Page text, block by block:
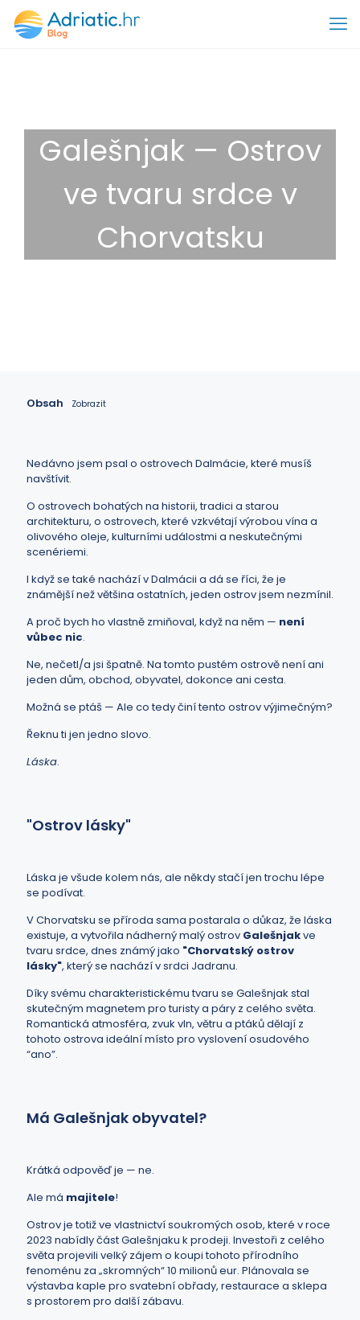
Galešnjak — Ostrov
ve tvaru srdce v
Chorvatsku
Obsah Zobrazit
Nedávno jsem psal o ostrovech Dalmácie, které musíš
navštívit.
O ostrovech bohatých na historii, tradici a starou
architekturu, o ostrovech, které vzkvétají výrobou vína a
olivového oleje, kulturními událostmi a neskutečnými
scenériemi.
I když se také nachází vDalmácii a dá se říci, že je
známější než většina ostatních, jeden ostrov jsem nezmínil.
A proč bych ho vlastně zmiňoval, když na něm — není
vůbec nic.
Ne, nečetl/a jsi špatně. Na tomto pustém ostrově není ani
jeden dům, obchod, obyvatel, dokonce ani cesta.
Možná se ptáš — Ale co tedy činí tento ostrov výjimečným?
Řeknu ti jen jedno slovo.
Láska.
"Ostrov lásky"
Láska je všude kolem nás, ale někdy stačí jen trochu lépe
se podívat.
V Chorvatsku se příroda sama postarala o důkaz, že láska
existuje, a vytvořila nádherný malý ostrov Galešnjakve
tvaru srdce, dnes známý jako "Chorvatský ostrov
lásky", který se nachází v srdci Jadranu.
Díky svému charakteristickému tvaru se Galešnjak stal
skutečným magnetem pro turisty a páry z celého světa.
Romantická atmosféra, zvuk vln, větru a ptáků dělají z
tohoto ostrova ideální místo pro vyslovení osudového
“ano”.
Má Galešnjak obyvatel?
Krátká odpověď je — ne.
Ale má majitele!
Ostrov je totiž ve vlastnictví soukromých osob, které v roce
2023 nabídly část Galešnjaku k prodeji. Investoři z celého
světa projevili velký zájem o koupi tohoto přírodního
fenoménu za „skromných“ 10 milionů eur. Plánovala se
výstavba kaple pro svatební obřady, restaurace a sklepa
s prostorem pro další zábavu.